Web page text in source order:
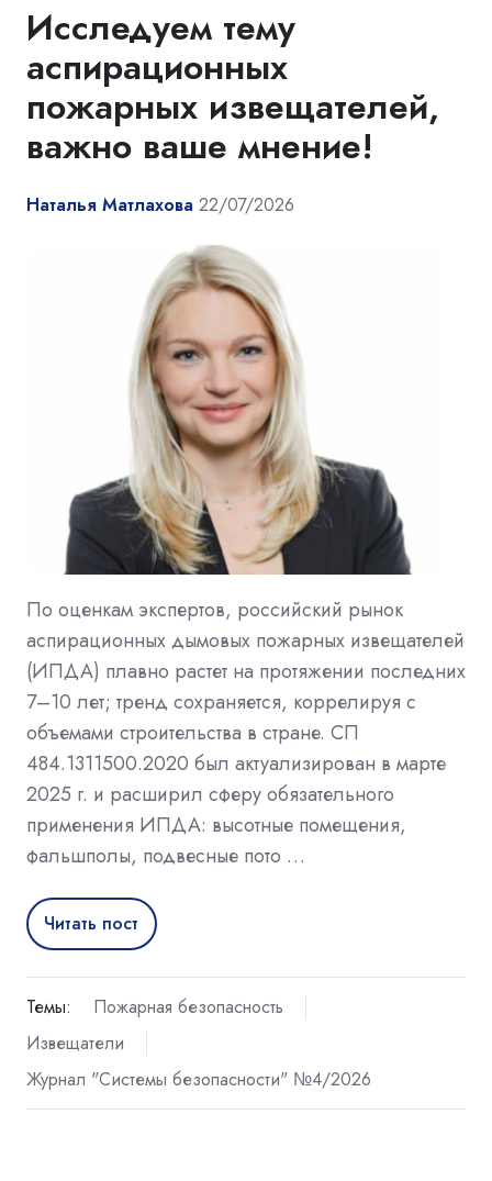
Исследуем тему
аспирационных
пожарных извещателей,
важно ваше мнение!
Наталья Матлахова 22/07/2026
По оценкам экспертов, российский рынок
аспирационных дымовых пожарных извещателей
(ИПДА) плавно растет на протяжении последних
7–10 лет; тренд сохраняется, коррелируя с
объемами строительства в стране. СП
484.1311500.2020 был актуализирован в марте
2025 г. и расширил сферу обязательного
применения ИПДА: высотные помещения,
фальшполы, подвесные пото …
Читать пост
Темы:
Пожарная безопасность
Извещатели
Журнал "Системы безопасности" №4/2026